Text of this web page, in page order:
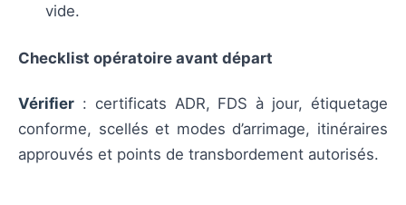
vide.
Checklist opératoire avant départ
Vérifier : certificats ADR, FDS à jour, étiquetage
conforme, scellés et modes d’arrimage, itinéraires
approuvés et points de transbordement autorisés.